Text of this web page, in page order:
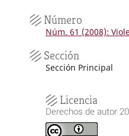
Número
Núm. 61 (2008):
Sección
Sección Principal
Licencia
Derechos de autor